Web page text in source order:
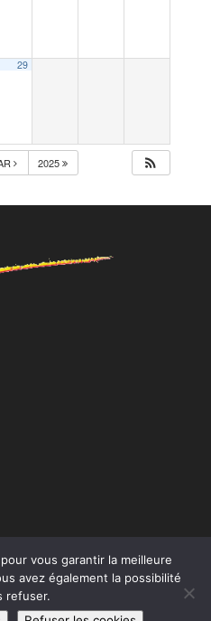
RDV)
canal : atelier mini fermier (18 mois à 6
canal : Atelier « fermier d’un soir »
29
2025
Bretagne Romantique
vous garantir la meilleure
avez également la possibilité
refuser.